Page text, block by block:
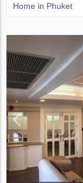
Home in Phuket